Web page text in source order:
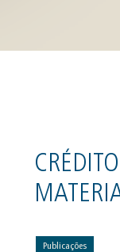
Publicações